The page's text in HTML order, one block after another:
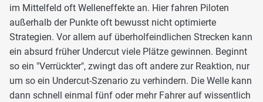
im Mittelfeld oft Welleneffekte an. Hier fahren Piloten
außerhalb der Punkte oft bewusst nicht optimierte
Strategien. Vor allem auf überholfeindlichen Strecken kann
ein absurd früher Undercut viele Plätze gewinnen. Beginnt
so ein "Verrückter", zwingt das oft andere zur Reaktion, nur
um so ein Undercut-Szenario zu verhindern. Die Welle kann
dann schnell einmal fünf oder mehr Fahrer auf wissentlich